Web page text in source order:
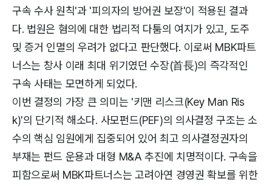
구속 수사 원칙'과 '피의자의 방어권 보장'이 적용된 결과
다. 법원은 혐의에 대한 법리적 다툼의 여지가 있고, 도주
및 증거 인멸의 우려가 없다고 판단했다. 이로써 MBK파트
너스는 창사 이래 최대 위기였던 수장(首長)의 즉각적인
구속 사태는 모면하게 되었다.
이번 결정의 가장 큰 의미는 '키맨 리스크(Key Man Ris
k)'의 단기적 해소다. 사모펀드(PEF)의 의사결정 구조는 소
수의 핵심 임원에게 집중되어 있어 최고 의사결정권자의
부재는 펀드 운용과 대형 M&A 추진에 치명적이다. 구속을
피함으로써 MBK파트너스는 고려아연 경영권 확보를 위한